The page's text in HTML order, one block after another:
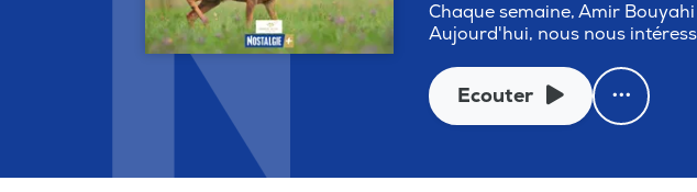
Chaque semaine, Amir
Aujourd'hui, nous nous
Ecouter